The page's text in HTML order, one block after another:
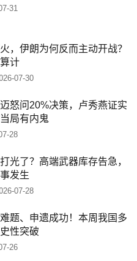
31
，伊朗为何反而主动开战？
计
07-30
怒问20%决策，卢秀燕证实
局有内鬼
28
光了？高端武器库存告急，
发生
07-28
题、申遗成功！本周我国多
性突破
26